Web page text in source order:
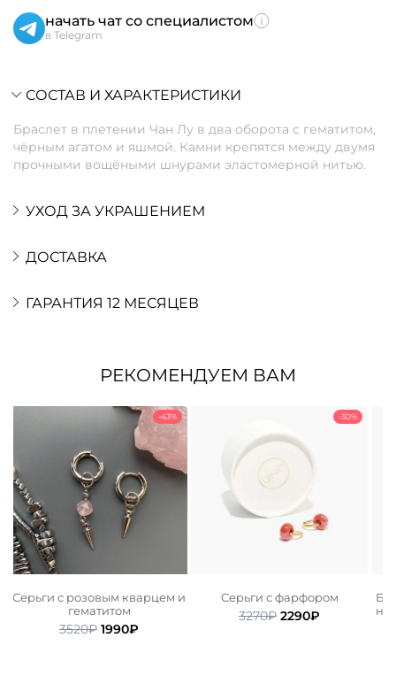
начать чат со специалистом
в Telegram
СОСТАВ И ХАРАКТЕРИСТИКИ
Браслет в плетении Чан Лу в два оборота с гематитом,
чёрным агатом и яшмой. Камни крепятся между двумя
прочными вощёными шнурами эластомерной нитью.
УХОД ЗА УКРАШЕНИЕМ
ДОСТАВКА
ГАРАНТИЯ 12 МЕСЯЦЕВ
РЕКОМЕНДУЕМ ВАМ
-43%
Серьги с розовым кварцем и
гематитом
3520₽ Первоначальная
1990₽
-30%
Серьги с фарфором
3270₽ Первоначальная
2290₽